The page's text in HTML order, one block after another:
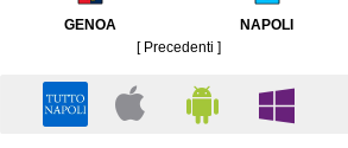
GENOA
NAPOLI
[ Precedenti ]